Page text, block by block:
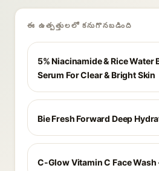
ఈ ఉత్పత్తులలో కనుగొనబడింది
5% Niacinamide & Rice Water
Serum For Clear & Bright Skin
Bie Fresh Forward Deep
C-Glow Vitamin C Face Wash